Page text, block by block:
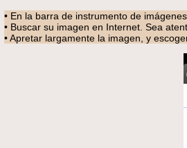
• En la barra de instrumento de
• Buscar su imagen en Internet. Sea
• Apretar largamente la imagen, y